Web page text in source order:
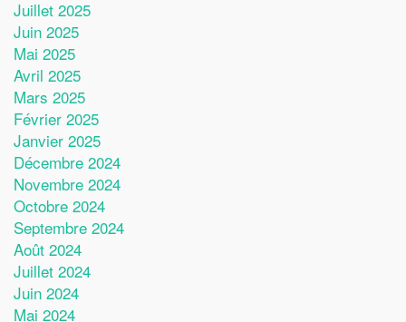
Juillet 2025
Juin 2025
Mai 2025
Avril 2025
Mars 2025
Février 2025
Janvier 2025
Décembre 2024
Novembre 2024
Octobre 2024
Septembre 2024
Août 2024
Juillet 2024
Juin 2024
Mai 2024